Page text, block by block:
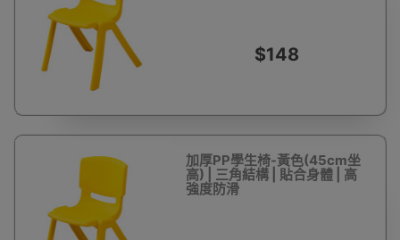
$148
加厚PP學生椅-黃色(45cm坐
高) | 三角結構 | 貼合身體 | 高
強度防滑